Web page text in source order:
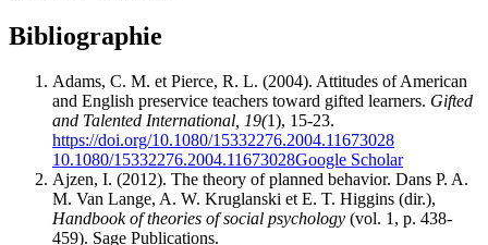
Bibliographie
Adams, C. M. et Pierce, R. L. (2004). Attitudes of American
and English preservice teachers toward gifted learners. Gifted
and Talented International, 19(1), 15-23.
https://doi.org/10.1080/15332276.2004.11673028
10.1080/15332276.2004.11673028Google Scholar
Ajzen, I. (2012). The theory of planned behavior. Dans P. A.
M. Van Lange, A. W. Kruglanski et E. T. Higgins (dir.),
Handbook of theories of social psychology (vol. 1, p. 438-
459). Sage Publications.